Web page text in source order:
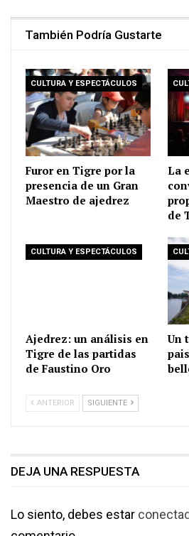
También Podría Gustarte
CULTURA Y ESPECTÁCULOS
Furor en Tigre por la
presencia de un Gran
Maestro de ajedrez
La
de
CULTURA Y ESPECTÁCULOS
Ajedrez: un análisis en
Tigre de las partidas
de Faustino Oro
Un
ANTERIOR SIGUIENTE
DEJA UNA RESPUESTA
Lo siento, debes estar